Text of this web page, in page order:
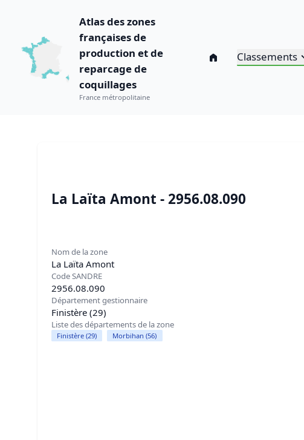
Atlas des zones
françaises de
production et de
reparcage de
coquillages
France métropolitaine
Classements
La Laïta Amont - 2956.08.090
Nom de la zone
La Laïta Amont
Code SANDRE
2956.08.090
Département gestionnaire
Finistère (29)
Liste des départements de la zone
Finistère (29) Morbihan (56)